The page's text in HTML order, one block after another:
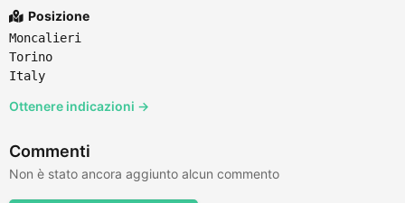
Posizione
Moncalieri
Torino
Italy
Ottenere indicazioni →
Commenti
Non è stato ancora aggiunto alcun commento